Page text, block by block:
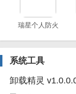
瑞星个人防火
系统工具
卸载精灵